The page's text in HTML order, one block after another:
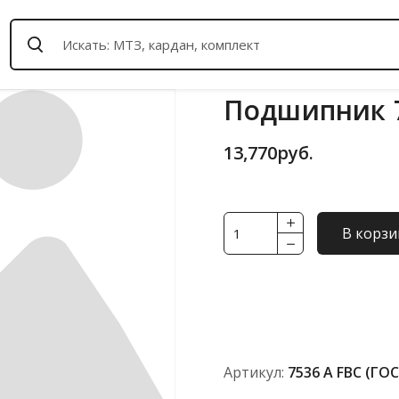
Подшипник
13,770руб.
Количество
товара
В
Артикул: 7536 А FBC